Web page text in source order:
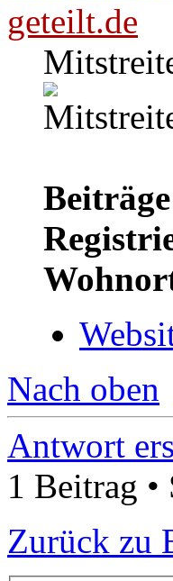
geteilt.de
Nach oben
Antwort
1 Beitrag •
Zurück zu